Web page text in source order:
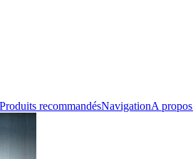
Produits recommandésNavigationA